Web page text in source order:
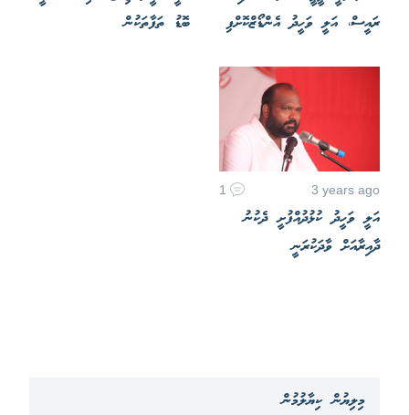
ރައީސް، އަލީ ވަހީދު އެންޑޯޒްކޮށްފި
ބޮޑު ތަފާތަކުން
3 years ago
1
އަލީ ވަހީދު ކުޅުދުއްފުށީ ދެކުނު
ދާއިރާއަށް ވާދަކުރަނީ
މިލިޔުން ކިޔާލުމުން